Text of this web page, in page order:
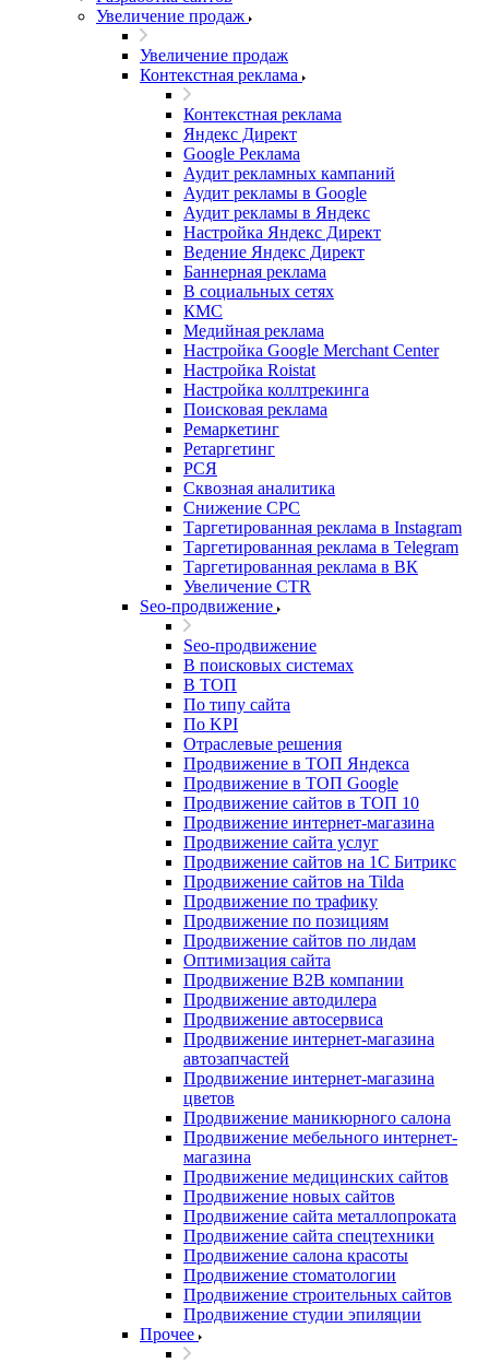
Увеличение продаж
Увеличение продаж
Контекстная реклама
Контекстная реклама
Яндекс Директ
Google Реклама
Аудит рекламных кампаний
Аудит рекламы в Google
Аудит рекламы в Яндекс
Настройка Яндекс Директ
Ведение Яндекс Директ
Баннерная реклама
В социальных сетях
КМС
Медийная реклама
Настройка Google Merchant Center
Настройка Roistat
Настройка коллтрекинга
Поисковая реклама
Ремаркетинг
Ретаргетинг
РСЯ
Сквозная аналитика
Снижение CPC
Таргетированная реклама в Instagram
Таргетированная реклама в Telegram
Таргетированная реклама в ВК
Увеличение CTR
Seo-продвижение
Seo-продвижение
В поисковых системах
В ТОП
По типу сайта
По KPI
Отраслевые решения
Продвижение в ТОП Яндекса
Продвижение в ТОП Google
Продвижение сайтов в ТОП 10
Продвижение интернет-магазина
Продвижение сайта услуг
Продвижение сайтов на 1С Битрикс
Продвижение сайтов на Tilda
Продвижение по трафику
Продвижение по позициям
Продвижение сайтов по лидам
Оптимизация сайта
Продвижение B2B компании
Продвижение автодилера
Продвижение автосервиса
Продвижение интернет-магазина
автозапчастей
Продвижение интернет-магазина
цветов
Продвижение маникюрного салона
Продвижение мебельного интернет-
магазина
Продвижение медицинских сайтов
Продвижение новых сайтов
Продвижение сайта металлопроката
Продвижение сайта спецтехники
Продвижение салона красоты
Продвижение стоматологии
Продвижение строительных сайтов
Продвижение студии эпиляции
Прочее